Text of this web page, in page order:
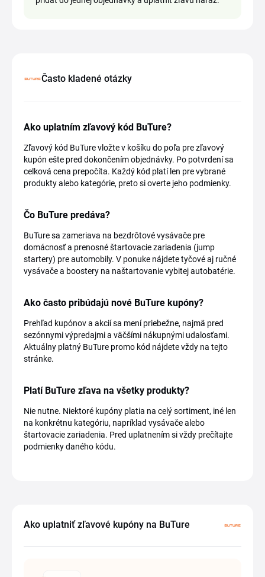
Často kladené otázky
Ako uplatním zľavový kód BuTure?
Zľavový kód BuTure vložte v košíku do poľa pre zľavový
kupón ešte pred dokončením objednávky. Po potvrdení sa
celková cena prepočíta. Každý kód platí len pre vybrané
produkty alebo kategórie, preto si overte jeho podmienky.
Čo BuTure predáva?
BuTure sa zameriava na bezdrôtové vysávače pre
domácnosť a prenosné štartovacie zariadenia (jump
startery) pre automobily. V ponuke nájdete tyčové aj ručné
vysávače a boostery na naštartovanie vybitej autobatérie.
Ako často pribúdajú nové BuTure kupóny?
Prehľad kupónov a akcií sa mení priebežne, najmä pred
sezónnymi výpredajmi a väčšími nákupnými udalosťami.
Aktuálny platný BuTure promo kód nájdete vždy na tejto
stránke.
Platí BuTure zľava na všetky produkty?
Nie nutne. Niektoré kupóny platia na celý sortiment, iné len
na konkrétnu kategóriu, napríklad vysávače alebo
štartovacie zariadenia. Pred uplatnením si vždy prečítajte
podmienky daného kódu.
Ako uplatniť zľavové kupóny na BuTure